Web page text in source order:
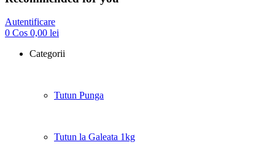
Autentificare
0 Cos 0,00 lei
Categorii
Tutun Punga
Tutun la Galeata 1kg